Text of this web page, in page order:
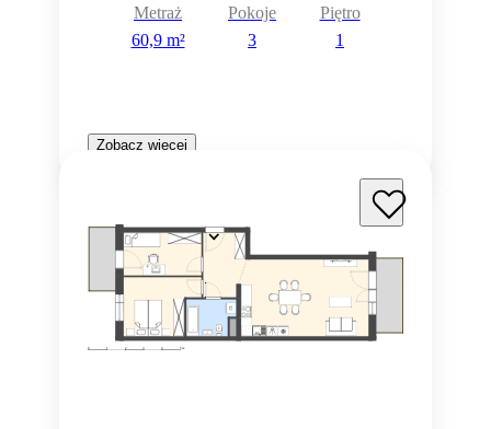
Metraż
60,9 m²
Pokoje
3
Piętro
1
Zobacz więcej